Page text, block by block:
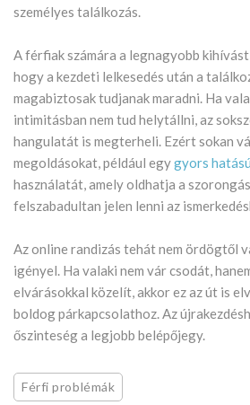
személyes találkozás.
A férfiak számára a legnagyobb
hogy a kezdeti lelkesedés után a
magabiztosak tudjanak maradni. Ha
intimitásban nem tud helytállni, az
hangulatát is megterheli. Ezért sokan
megoldásokat, például egygyors
használatát, amely oldhatja a
felszabadultan jelen lenni az
Az online randizás tehát nem ördögtől
igényel. Ha valaki nem vár csodát,
elvárásokkal közelít, akkor ez az út is
boldog párkapcsolathoz. Az
őszinteség a legjobb belépőjegy.
Férfi problémák